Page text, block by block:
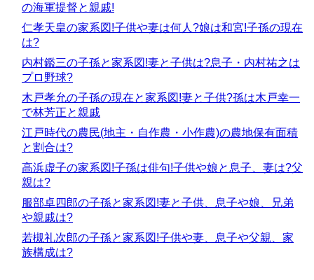
の海軍提督と親戚!
仁孝天皇の家系図!子供や妻は何人?娘は和宮!子孫の現在
は?
内村鑑三の子孫と家系図!妻と子供は?息子・内村祐之は
プロ野球?
木戸孝允の子孫の現在と家系図!妻と子供?孫は木戸幸一
で林芳正と親戚
江戸時代の農民(地主・自作農・小作農)の農地保有面積
と割合は?
高浜虚子の家系図!子孫は俳句!子供や娘と息子、妻は?父
親は?
服部卓四郎の子孫と家系図!妻と子供、息子や娘、兄弟
や親戚は?
若槻礼次郎の子孫と家系図!子供や妻、息子や父親、家
族構成は?